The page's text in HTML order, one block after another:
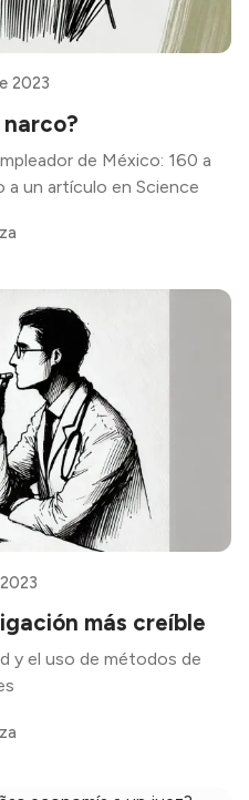
2023
de México: 160 a
a un artículo en Science
más creíble
y el uso de métodos de